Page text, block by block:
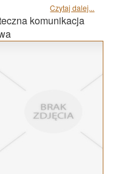
Czytaj dalej...
komunikacja